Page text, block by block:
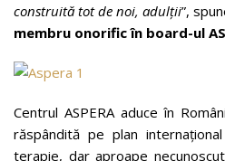
construită tot de noi, adulții”,
membru onorific în board-ul
Centrul ASPERA aduce în
răspândită pe plan
terapie, dar aproape